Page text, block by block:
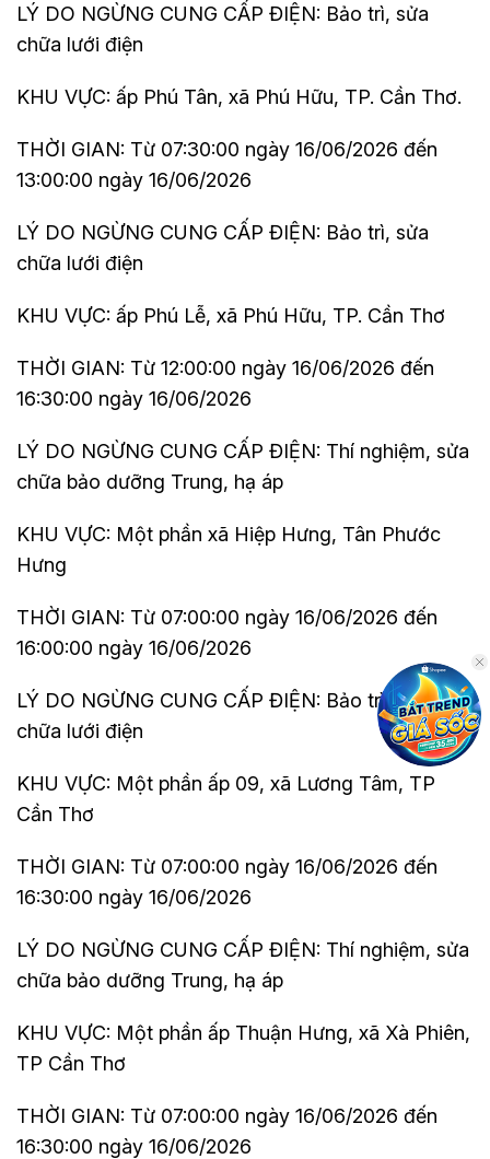
LÝ DO NGỪNG CUNG CẤP ĐIỆN: Bảo trì, sửa
chữa lưới điện
KHU VỰC: ấp Phú Tân, xã Phú Hữu, TP. Cần Thơ.
THỜI GIAN: Từ 07:30:00 ngày 16/06/2026 đến
13:00:00 ngày 16/06/2026
LÝ DO NGỪNG CUNG CẤP ĐIỆN: Bảo trì, sửa
chữa lưới điện
KHU VỰC: ấp Phú Lễ, xã Phú Hữu, TP. Cần Thơ
THỜI GIAN: Từ 12:00:00 ngày 16/06/2026 đến
16:30:00 ngày 16/06/2026
LÝ DO NGỪNG CUNG CẤP ĐIỆN: Thí nghiệm, sửa
chữa bảo dưỡng Trung, hạ áp
KHU VỰC: Một phần xã Hiệp Hưng, Tân Phước
Hưng
THỜI GIAN: Từ 07:00:00 ngày 16/06/2026 đến
16:00:00 ngày 16/06/2026
LÝ DO NGỪNG CUNG CẤP ĐIỆN: Bảo trì, sửa
chữa lưới điện
KHU VỰC: Một phần ấp 09, xã Lương Tâm, TP
Cần Thơ
THỜI GIAN: Từ 07:00:00 ngày 16/06/2026 đến
16:30:00 ngày 16/06/2026
LÝ DO NGỪNG CUNG CẤP ĐIỆN: Thí nghiệm, sửa
chữa bảo dưỡng Trung, hạ áp
KHU VỰC: Một phần ấp Thuận Hưng, xã Xà Phiên,
TP Cần Thơ
THỜI GIAN: Từ 07:00:00 ngày 16/06/2026 đến
16:30:00 ngày 16/06/2026